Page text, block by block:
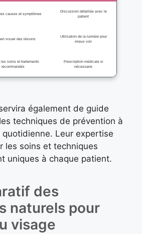
causes et symptômes
Discussion détaillée avec le
patient
visuel des lésions
Utilisation de la lumière pour
mieux voir
les soins et traitements
recommandés
Prescription médicale si
nécessaire
également de guide
techniques de prévention à
Leur expertise
les soins et techniques
uniques à chaque patient.
des
naturels pour
visage